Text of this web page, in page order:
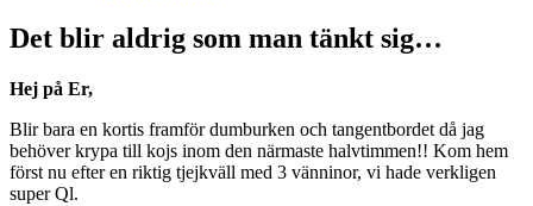
Det blir aldrig som man tänkt sig…
Hej på Er,
Blir bara en kortis framför dumburken och tangentbordet då jag
behöver krypa till kojs inom den närmaste halvtimmen!! Kom hem
först nu efter en riktig tjejkväll med 3 vänninor, vi hade verkligen
super Ql.